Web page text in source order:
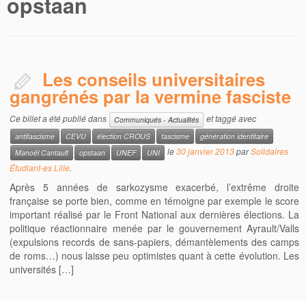
Les conseils universitaires
gangrénés par la vermine fasciste
Ce billet a été publié dans Communiqués - Actualités et taggé avec
antifascisme CEVU élection CROUS fascisme
génération identitaire
Manoël Cantault
opstaan UNEF UNI le30 janvier 2013parSolidaires
Étudiant-es Lille.
Après 5 années de sarkozysme exacerbé, l’extrême droite
française se porte bien, comme en témoigne par exemple le score
important réalisé par le Front National aux dernières élections. La
politique réactionnaire menée par le gouvernement Ayrault/Valls
(expulsions records de sans-papiers, démantèlements des camps
de roms…) nous laisse peu optimistes quant à cette évolution. Les
universités […]